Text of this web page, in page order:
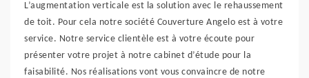
L’augmentation verticale est la solution avec le rehaussement
de toit. Pour cela notre société Couverture Angelo est à votre
service. Notre service clientèle est à votre écoute pour
présenter votre projet à notre cabinet d’étude pour la
faisabilité. Nos réalisations vont vous convaincre de notre